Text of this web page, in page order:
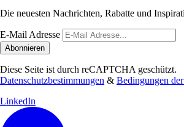
Die neuesten Nachrichten, Rabatte und
E-Mail Adresse
Abonnieren
Diese Seite ist durch reCAPTCHA geschützt.
Datenschutzbestimmungen & Bedingungen
LinkedIn